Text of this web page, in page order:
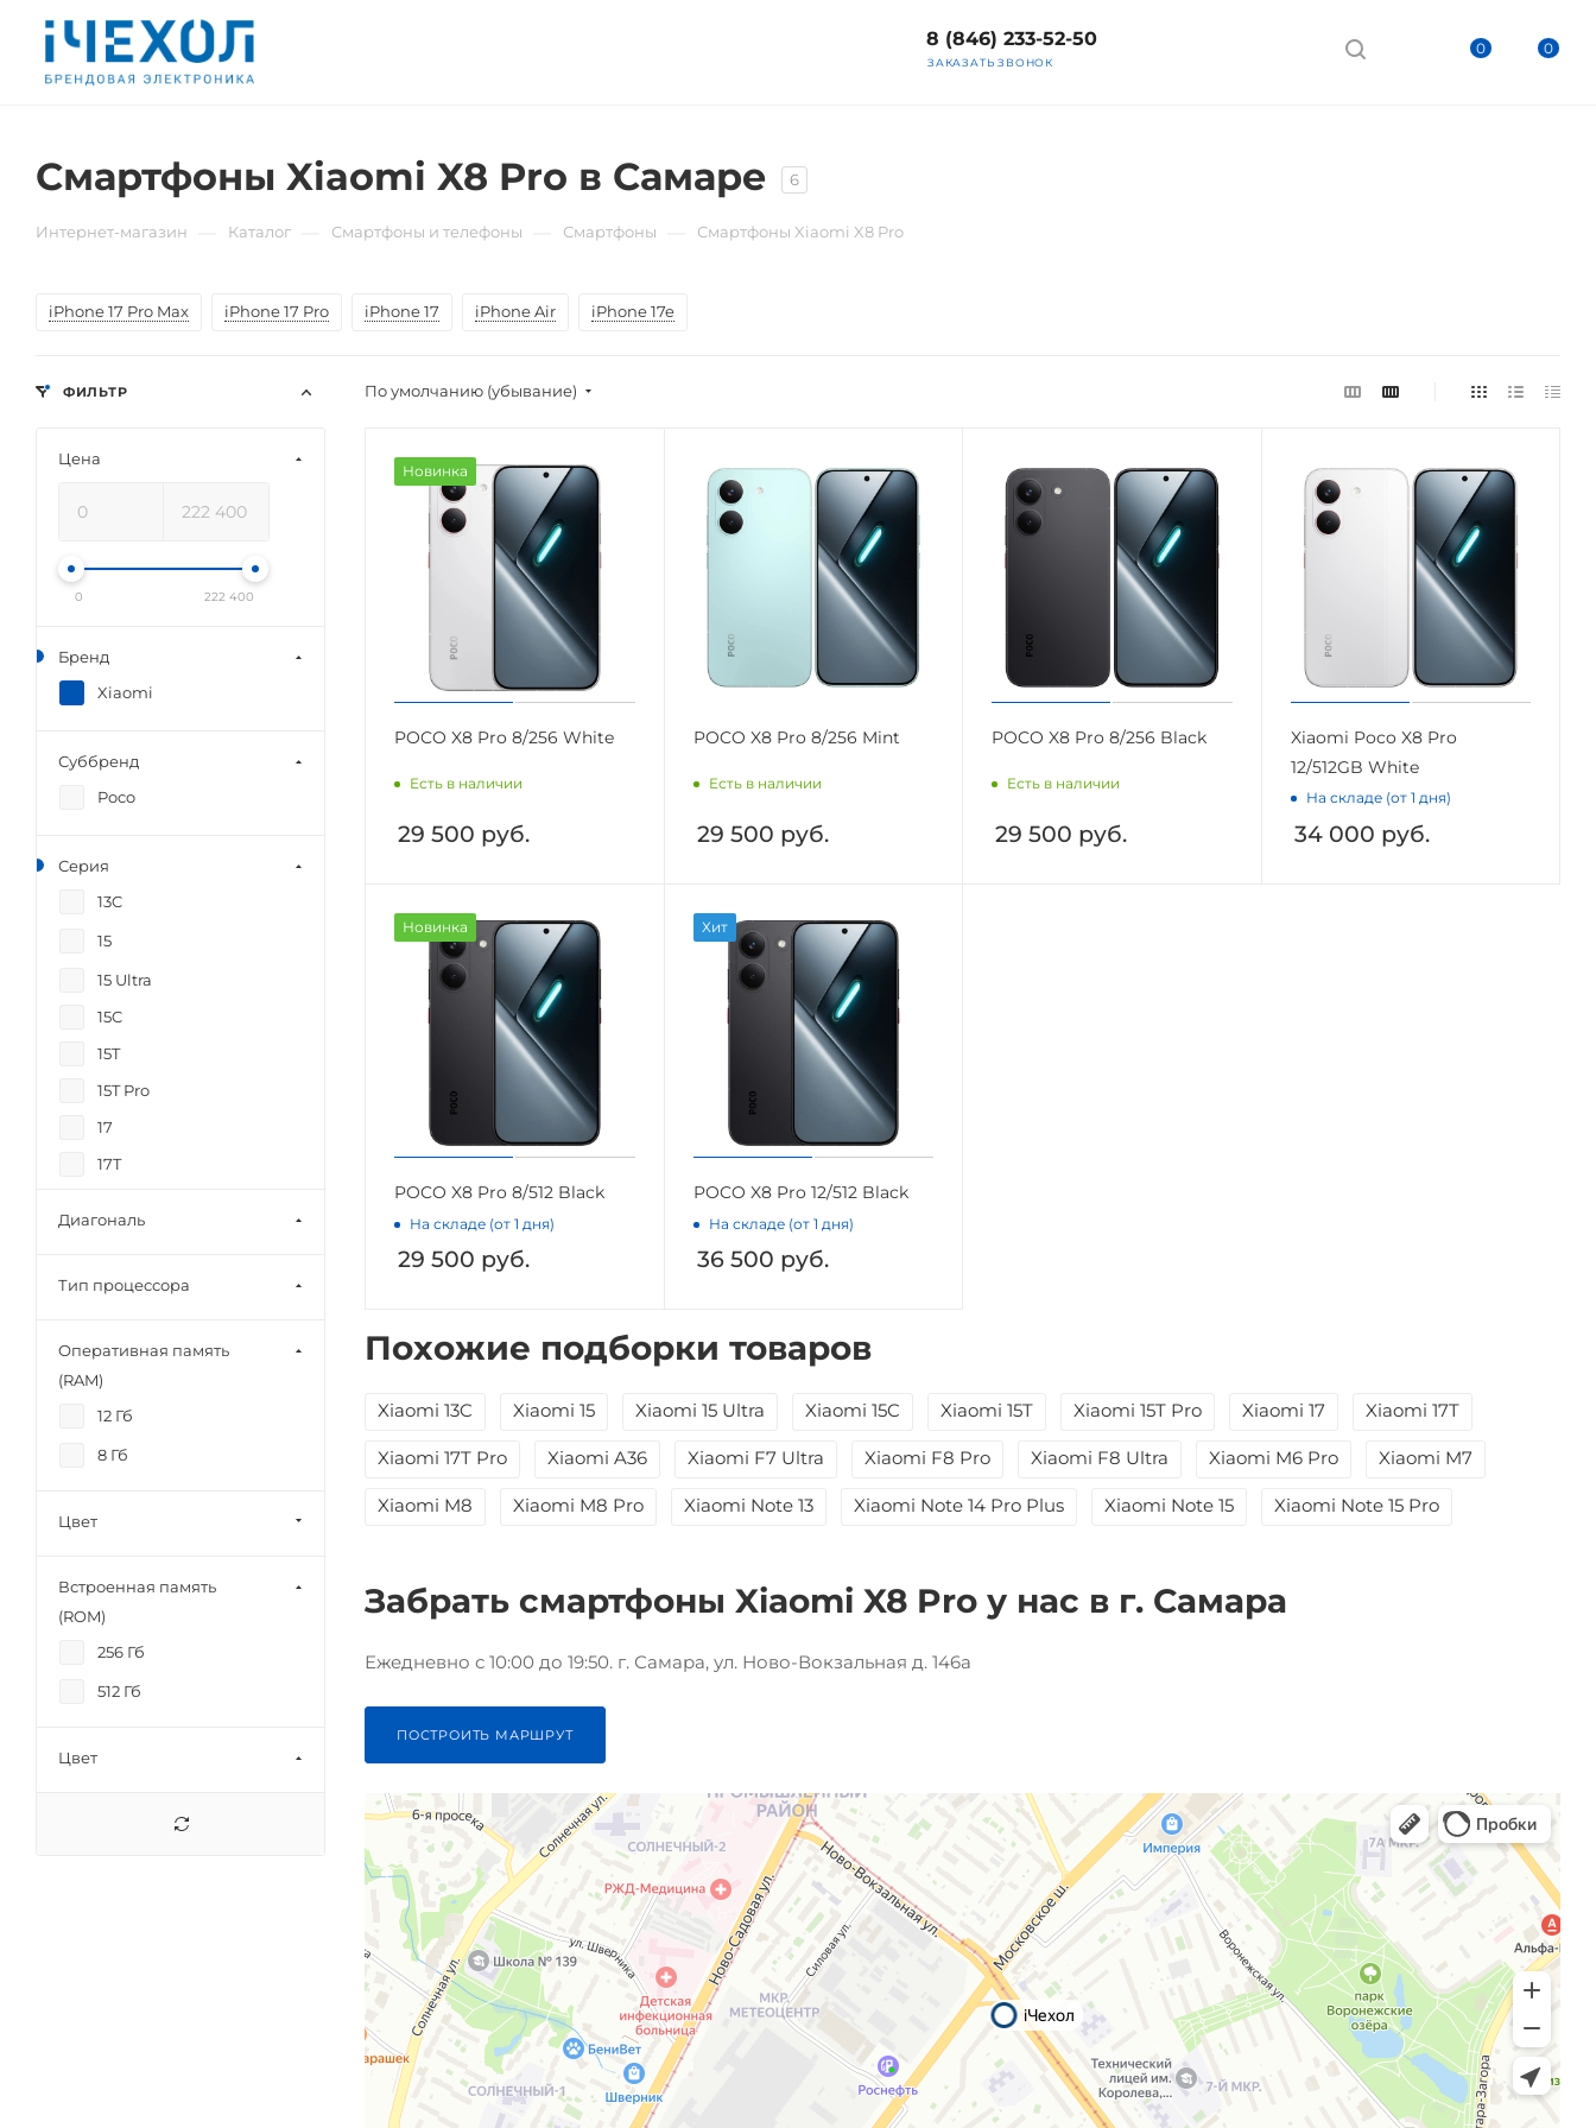
0 0
8 (846) 233-52-50
ЗАКАЗАТЬ ЗВОНОК
Смартфоны Xiaomi X8 Pro в Самаре 6
Интернет-магазин Каталог Смартфоны и телефоны Смартфоны Смартфоны Xiaomi X8 Pro
iPhone 17 Pro Max iPhone 17 Pro iPhone 17 iPhone Air iPhone 17e
По умолчанию (убывание)
Новинка
POCO X8 Pro 8/256 White
Есть в наличии
29 500 руб.
POCO X8 Pro 8/256 Mint
Есть в наличии
29 500 руб.
POCO X8 Pro 8/256 Black
Есть в наличии
29 500 руб.
Xiaomi Poco X8 Pro
12/512GB White
На складе (от 1 дня)
34 000 руб.
Новинка
POCO X8 Pro 8/512 Black
На складе (от 1 дня)
29 500 руб.
Хит
POCO X8 Pro 12/512 Black
На складе (от 1 дня)
36 500 руб.
Похожие подборки товаров
Xiaomi 13C Xiaomi 15 Xiaomi 15 Ultra Xiaomi 15C Xiaomi 15T Xiaomi 15T Pro Xiaomi 17 Xiaomi 17T
Xiaomi 17T Pro Xiaomi A36 Xiaomi F7 Ultra Xiaomi F8 Pro Xiaomi F8 Ultra Xiaomi M6 Pro Xiaomi M7
Xiaomi M8 Xiaomi M8 Pro Xiaomi Note 13 Xiaomi Note 14 Pro Plus Xiaomi Note 15 Xiaomi Note 15 Pro
Забрать смартфоны Xiaomi X8 Pro у нас в г. Самара
Ежедневно с 10:00 до 19:50. г. Самара, ул. Ново-Вокзальная д. 146а
ПОСТРОИТЬ МАРШРУТ
ФИЛЬТР
Цена
0 222 400
Бренд
Xiaomi
Суббренд
Poco
Серия
13C
15
15 Ultra
15C
15T
15T Pro
17
17T
F8 Ultra
M6 Pro
M8
M8 Pro
Note 15 Pro+
Диагональ
Тип процессора
Оперативная память
(RAM)
12 Гб
8 Гб
Цвет
Встроенная память
(ROM)
256 Гб
512 Гб
Цвет